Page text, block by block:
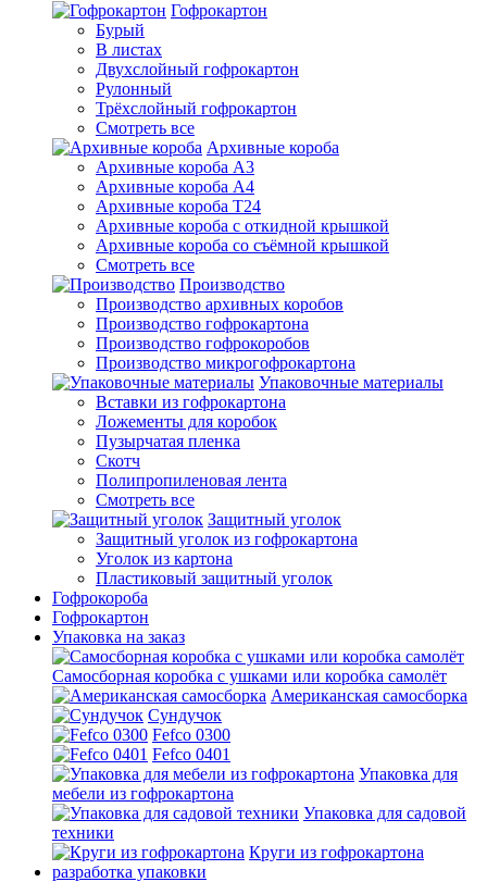
Гофрокартон
Бурый
В листах
Двухслойный гофрокартон
Рулонный
Трёхслойный гофрокартон
Смотреть все
Архивные короба
Архивные короба А3
Архивные короба А4
Архивные короба Т24
Архивные короба с откидной крышкой
Архивные короба со съёмной крышкой
Смотреть все
Производство
Производство архивных коробов
Производство гофрокартона
Производство гофрокоробов
Производство микрогофрокартона
Упаковочные материалы
Вставки из гофрокартона
Ложементы для коробок
Пузырчатая пленка
Скотч
Полипропиленовая лента
Смотреть все
Защитный уголок
Защитный уголок из гофрокартона
Уголок из картона
Пластиковый защитный уголок
Гофрокороба
Гофрокартон
Упаковка на заказ
Самосборная коробка с ушками или коробка самолёт
Американская самосборка
Сундучок
Fefco 0300
Fefco 0401
Упаковка для
мебели из гофрокартона
Упаковка для садовой
техники
Круги из гофрокартона
разработка упаковки